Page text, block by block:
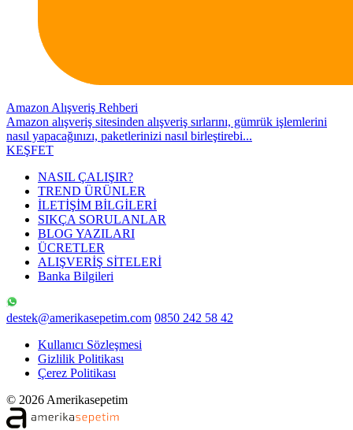
Amazon Alışveriş Rehberi
Amazon alışveriş sitesinden alışveriş sırlarını, gümrük işlemlerini
nasıl yapacağınızı, paketlerinizi nasıl birleştirebi...
KEŞFET
NASIL ÇALIŞIR?
TREND ÜRÜNLER
İLETİŞİM BİLGİLERİ
SIKÇA SORULANLAR
BLOG YAZILARI
ÜCRETLER
ALIŞVERİŞ SİTELERİ
Banka Bilgileri
destek@amerikasepetim.com 0850 242 58 42
Kullanıcı Sözleşmesi
Gizlilik Politikası
Çerez Politikası
© 2026 Amerikasepetim